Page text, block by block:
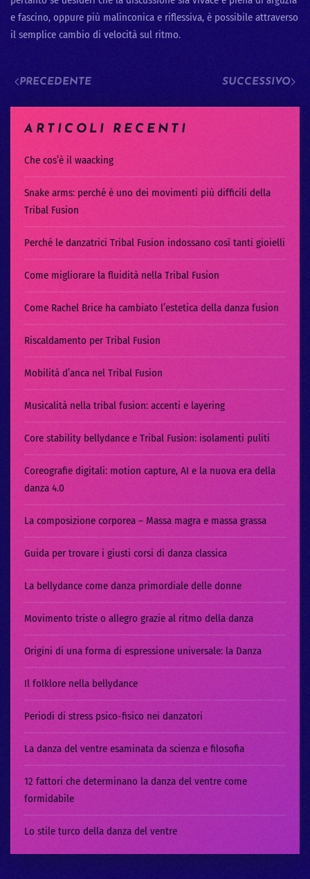
e fascino, oppure più malinconica e riflessiva, è possibile attraverso
il semplice cambio di velocità sul ritmo.
PRECEDENTE SUCCESSIVO
ARTICOLI RECENTI
Che cos’è il waacking
Snake arms: perché è uno dei movimenti più difficili della
Tribal Fusion
Perché le danzatrici Tribal Fusion indossano così tanti gioielli
Come migliorare la fluidità nella Tribal Fusion
Come Rachel Brice ha cambiato l’estetica della danza fusion
Riscaldamento per Tribal Fusion
Mobilità d’anca nel Tribal Fusion
Musicalità nella tribal fusion: accenti e layering
Core stability bellydance e Tribal Fusion: isolamenti puliti
Coreografie digitali: motion capture, AI e la nuova era della
danza 4.0
La composizione corporea – Massa magra e massa grassa
Guida per trovare i giusti corsi di danza classica
La bellydance come danza primordiale delle donne
Movimento triste o allegro grazie al ritmo della danza
Origini di una forma di espressione universale: la Danza
Il folklore nella bellydance
Periodi di stress psico-fisico nei danzatori
La danza del ventre esaminata da scienza e filosofia
12 fattori che determinano la danza del ventre come
formidabile
Lo stile turco della danza del ventre